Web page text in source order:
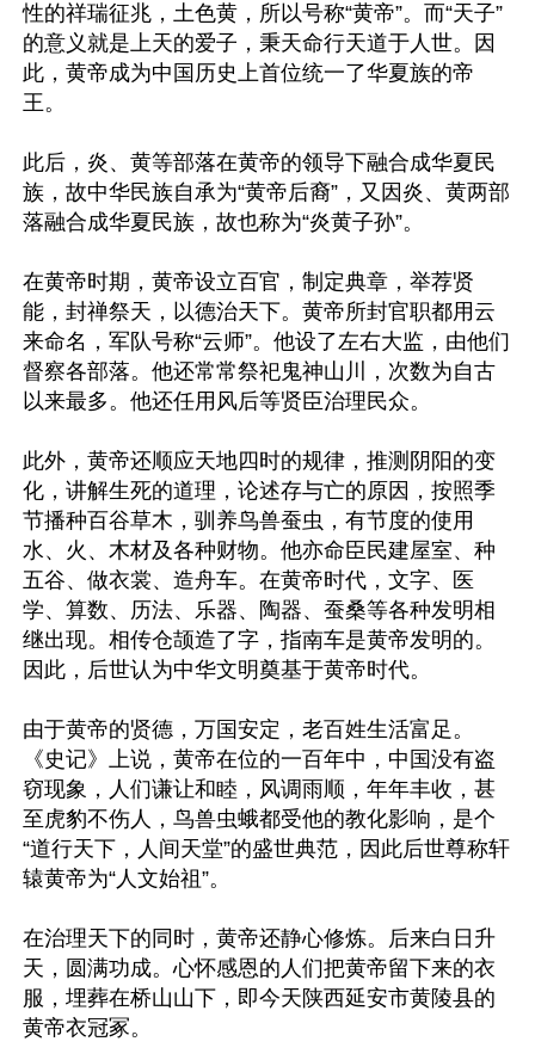
性的祥瑞征兆，土色黄，所以号称“黄帝”。而“天子”
的意义就是上天的爱子，秉天命行天道于人世。因
此，黄帝成为中国历史上首位统一了华夏族的帝
王。
此后，炎、黄等部落在黄帝的领导下融合成华夏民
族，故中华民族自承为“黄帝后裔”，又因炎、黄两部
落融合成华夏民族，故也称为“炎黄子孙”。
在黄帝时期，黄帝设立百官，制定典章，举荐贤
能，封禅祭天，以德治天下。黄帝所封官职都用云
来命名，军队号称“云师”。他设了左右大监，由他们
督察各部落。他还常常祭祀鬼神山川，次数为自古
以来最多。他还任用风后等贤臣治理民众。
此外，黄帝还顺应天地四时的规律，推测阴阳的变
化，讲解生死的道理，论述存与亡的原因，按照季
节播种百谷草木，驯养鸟兽蚕虫，有节度的使用
水、火、木材及各种财物。他亦命臣民建屋室、种
五谷、做衣裳、造舟车。在黄帝时代，文字、医
学、算数、历法、乐器、陶器、蚕桑等各种发明相
继出现。相传仓颉造了字，指南车是黄帝发明的。
因此，后世认为中华文明奠基于黄帝时代。
由于黄帝的贤德，万国安定，老百姓生活富足。
《史记》上说，黄帝在位的一百年中，中国没有盗
窃现象，人们谦让和睦，风调雨顺，年年丰收，甚
至虎豹不伤人，鸟兽虫蛾都受他的教化影响，是个
“道行天下，人间天堂”的盛世典范，因此后世尊称轩
辕黄帝为“人文始祖”。
在治理天下的同时，黄帝还静心修炼。后来白日升
天，圆满功成。心怀感恩的人们把黄帝留下来的衣
服，埋葬在桥山山下，即今天陕西延安市黄陵县的
黄帝衣冠冢。